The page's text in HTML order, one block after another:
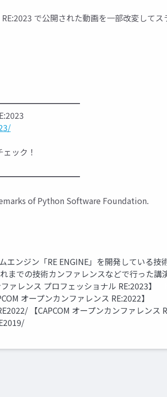
で公開された動画を一部改変してス
ック！
of Python Software Foundation.
エンジン「RE ENGINE」を開発している技
までの技術カンファレンスなどで行った講
ファレンス プロフェッショナル RE:2023
オープンカンファレンス RE:2022】
【CAPCOM オープンカンファレンス